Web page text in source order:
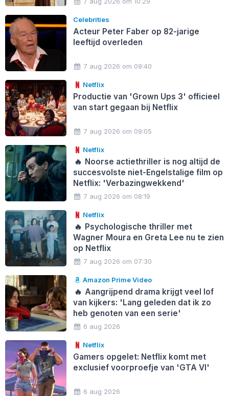
Celebrities
Acteur Peter Faber op 82-jarige
leeftijd overleden
7 aug 2026 om 09:40
Netflix
Productie van 'Grown Ups 3' officieel
van start gegaan bij Netflix
7 aug 2026 om 09:05
Netflix
🔥 Noorse actiethriller is nog altijd de
succesvolste niet-Engelstalige film op
Netflix: 'Verbazingwekkend'
7 aug 2026 om 08:19
Netflix
🔥 Psychologische thriller met
Wagner Moura en Greta Lee nu te zien
op Netflix
7 aug 2026 om 07:30
Amazon Prime Video
🔥 Aangrijpend drama krijgt veel lof
van kijkers: 'Lang geleden dat ik zo
heb genoten van een serie'
6 aug 2026
Netflix
Gamers opgelet: Netflix komt met
exclusief voorproefje van 'GTA VI'
6 aug 2026